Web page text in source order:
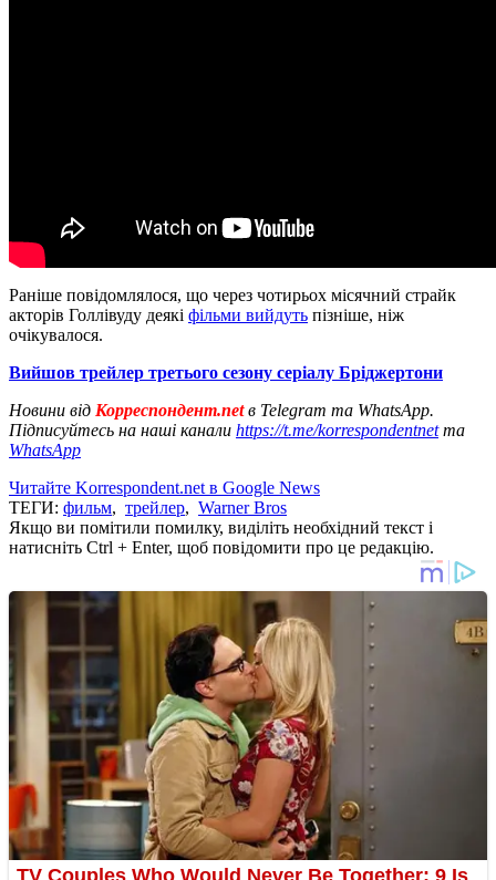
Раніше повідомлялося, що через чотирьох місячний страйк
акторів Голлівуду деякі фільми вийдуть пізніше, ніж
очікувалося.
Вийшов трейлер третього сезону серіалу Бріджертони
Новини від Корреспондент.netв Telegram та WhatsApp.
Підписуйтесь на наші канали https://t.me/korrespondentnetта
WhatsApp
Читайте Korrespondent.net в Google News
ТЕГИ: фильм, трейлер, Warner Bros
Якщо ви помітили помилку, виділіть необхідний текст і
натисніть Ctrl + Enter, щоб повідомити про це редакцію.